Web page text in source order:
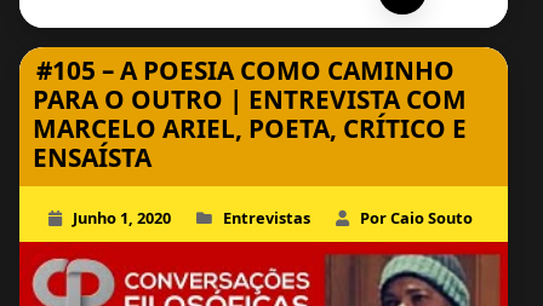
#105 – A POESIA COMO CAMINHO
PARA O OUTRO | ENTREVISTA COM
MARCELO ARIEL, POETA, CRÍTICO E
ENSAÍSTA
Junho 1, 2020 Entrevistas Por Caio Souto